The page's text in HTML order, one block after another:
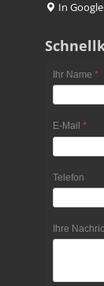
In
Ihr Name *
E-Mail *
Telefon
Ihre